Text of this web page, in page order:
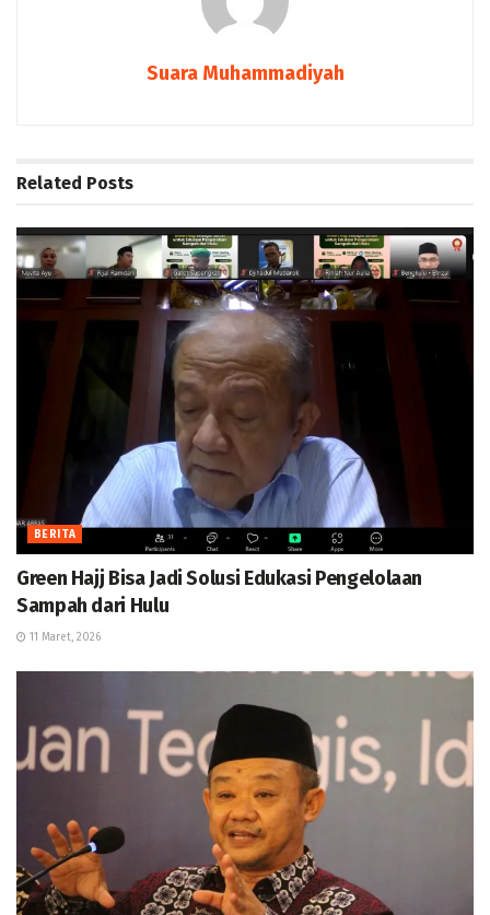
Suara Muhammadiyah
Related Posts
BERITA
Green Hajj Bisa Jadi Solusi Edukasi Pengelolaan
Sampah dari Hulu
11 Maret, 2026